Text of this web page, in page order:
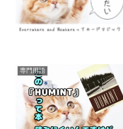
専門用語